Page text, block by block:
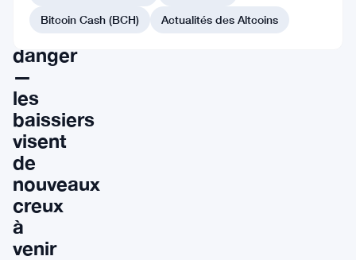
l’Ethereum
danger
—
les
baissiers
visent
de
nouveaux
creux
à
venir
Bitcoin Cash (BCH)
Actualités des Altcoins